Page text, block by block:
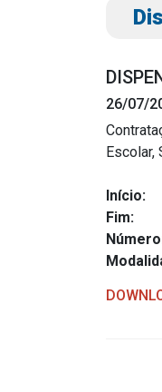
Portal da
Radar da
26/07/
Escolar,
Início:
Fim: